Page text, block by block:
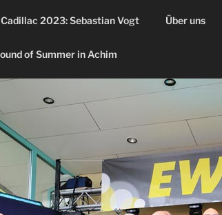
2023: Sebastian Vogt Über uns
of Summer in Achim